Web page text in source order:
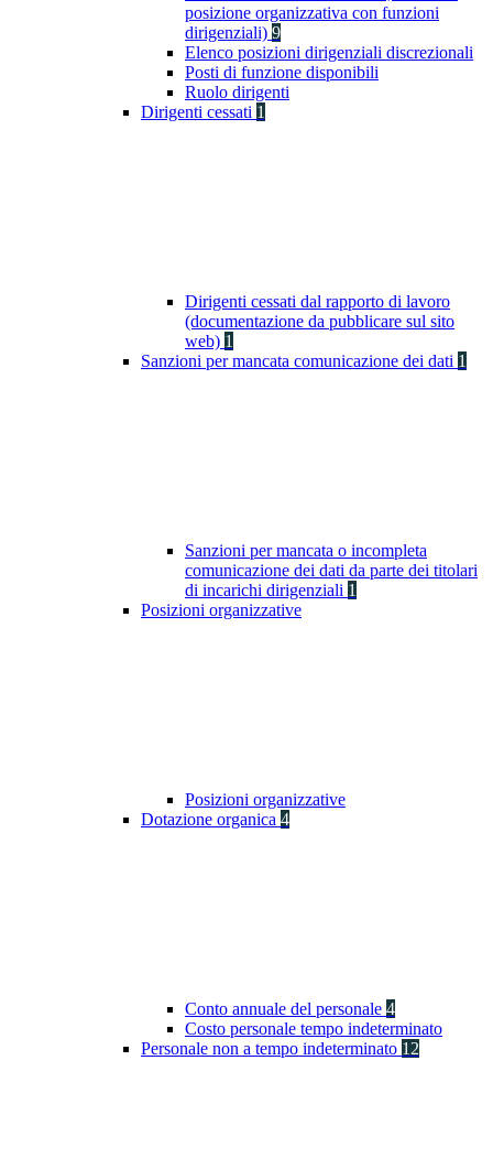
posizione organizzativa con funzioni
dirigenziali) 9
Elenco posizioni dirigenziali discrezionali
Posti di funzione disponibili
Ruolo dirigenti
Dirigenti cessati 1
Dirigenti cessati dal rapporto di lavoro
(documentazione da pubblicare sul sito
web) 1
Sanzioni per mancata comunicazione dei dati 1
Sanzioni per mancata o incompleta
comunicazione dei dati da parte dei titolari
di incarichi dirigenziali 1
Posizioni organizzative
Posizioni organizzative
Dotazione organica 4
Conto annuale del personale 4
Costo personale tempo indeterminato
Personale non a tempo indeterminato 12